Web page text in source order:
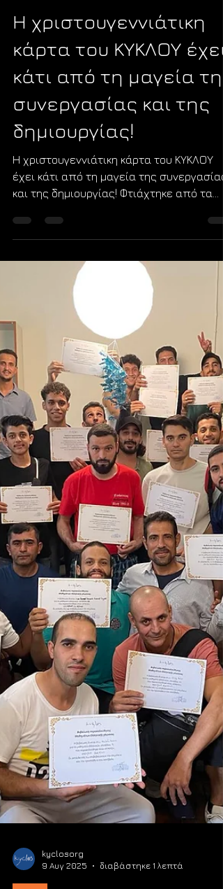
kyclosorg
24 Δεκ 2025
διαβάστηκε 1 λεπτά
Νέα
Η χριστουγεννιάτικη
κάρτα του ΚΥΚΛΟΥ έχει
κάτι από τη μαγεία της
συνεργασίας και της
δημιουργίας!
Η χριστουγεννιάτικη κάρτα του ΚΥΚΛΟΥ
έχει κάτι από τη μαγεία της συνεργασίας
και της δημιουργίας! Φτιάχτηκε από τα
παιδιά του ΚΥΚΛΟΥ, με την καθοδήγηση
μίας εθελόντριας του προγράμματος CAS
(Creativity, Activity, Service) του
International Baccalaureate Diploma
Programme . Μέσα από τη δράση αυτή, η
εκπαίδευση συνάντησε τη
δημιουργικότητα, τη χαρά και την
κοινότητα — και τα παιδιά μας έστειλαν
πιο όμορφο μήνυμα των Χριστουγέννων:
όταν μοιραζόμαστε, όλοι λάμπουμε λίγο
περισσ